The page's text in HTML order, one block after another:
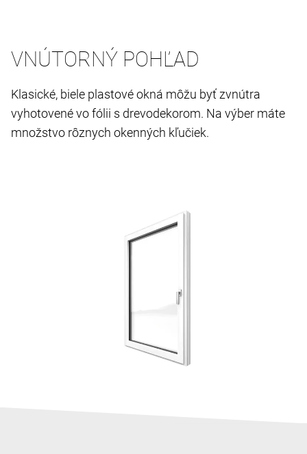
VNÚTORNÝ POHĽAD
Klasické, biele plastové okná môžu byť zvnútra
vyhotovené vo fólii s drevodekorom. Na výber máte
množstvo rôznych okenných kľučiek.